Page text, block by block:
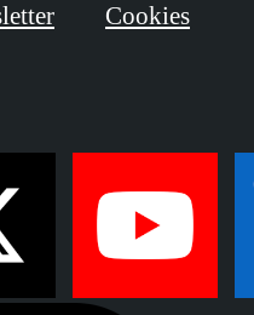
Cookies